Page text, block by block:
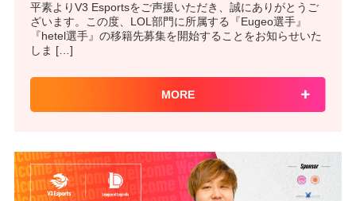
平素よりV3 Esportsをご声援いただき、誠にありがとうご
ざいます。この度、LOL部門に所属する『Eugeo選手』
『hetel選手』の移籍先募集を開始することをお知らせいた
しま […]
MORE